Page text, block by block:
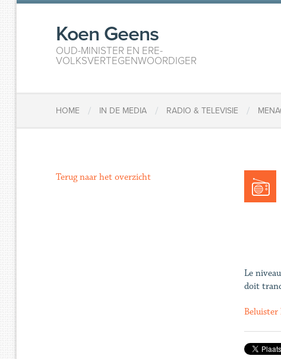
Koen Geens
OUD-MINISTER EN ERE-
VOLKSVERTEGENWOORDIGER
HOME / IN DE MEDIA / RADIO & TELEVISIE /
Le
doit
Terug naar het overzicht